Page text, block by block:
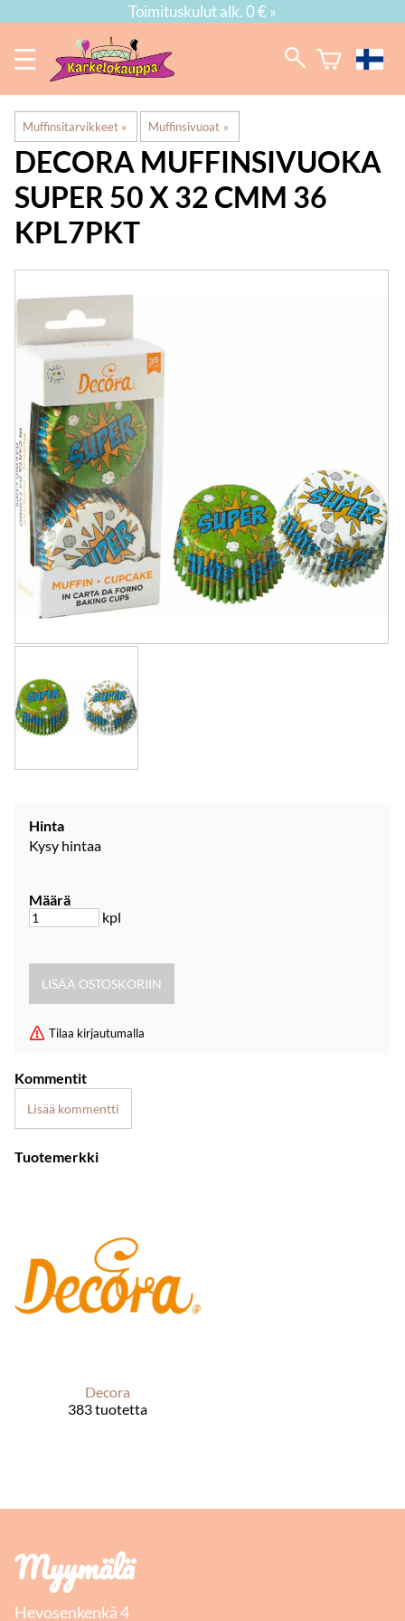
Toimituskulut alk. 0 € »
Muffinsitarvikkeet ‪» Muffinsivuoat ‪»
DECORA MUFFINSIVUOKA
SUPER 50 X 32 CMM 36
KPL7PKT
Hinta
Kysy hintaa
Määrä
kpl
Tilaa kirjautumalla
Kommentit
Lisää kommentti
Tuotemerkki
Decora
383 tuotetta
Myymälä
Hevosenkenkä 4